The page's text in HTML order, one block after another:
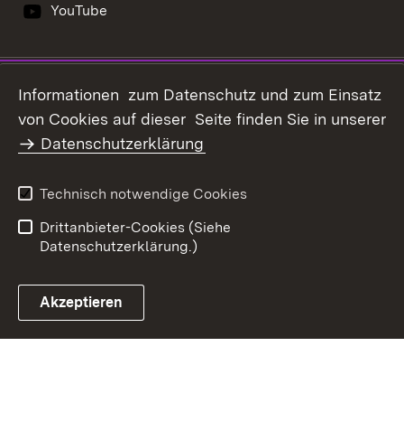
YouTube
Impressum
Datenschutz
Erklärung zur
Barrierefreiheit
Benutzungshinweise
Ernährung - Ländlicher
Informationen zum Datenschutz und zum Einsatz
von Cookies auf dieser Seite finden Sie in unserer
Datenschutzerklärung
Technisch notwendige Cookies
Drittanbieter-Cookies (Siehe
Datenschutzerklärung.)
Akzeptieren